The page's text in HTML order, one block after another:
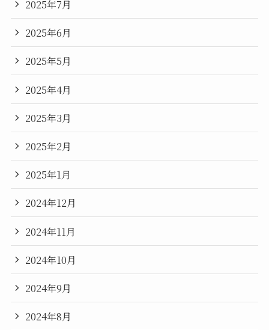
2025年7月
2025年6月
2025年5月
2025年4月
2025年3月
2025年2月
2025年1月
2024年12月
2024年11月
2024年10月
2024年9月
2024年8月